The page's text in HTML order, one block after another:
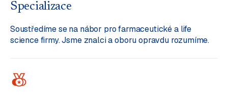
Specializace
Soustředíme se na nábor pro farmaceutické a life
science firmy. Jsme znalci a oboru opravdu rozumíme.